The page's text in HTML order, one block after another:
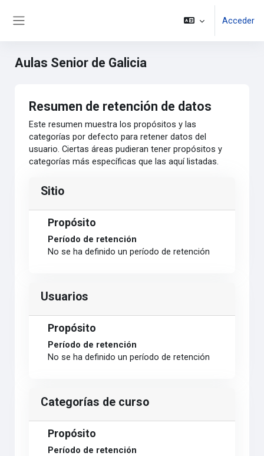
Acceder
Aulas Senior de Galicia
Resumen de retención de datos
Este resumen muestra los propósitos y las
categorías por defecto para retener datos del
usuario. Ciertas áreas pudieran tener propósitos y
categorías más específicas que las aquí listadas.
Sitio
Propósito
Período de retención
No se ha definido un período de retención
Usuarios
Propósito
Período de retención
No se ha definido un período de retención
Categorías de curso
Propósito
Período de retención